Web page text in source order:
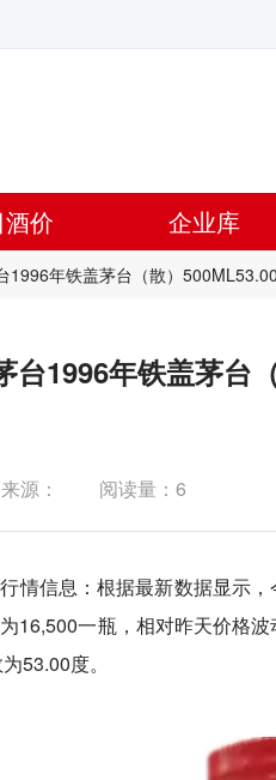
价 企业库
1996年铁盖茅台（散）
台1996年铁盖茅台
来源： 阅读量：6
情信息：根据最新数据显示
16,500一瓶，相对昨天价格
53.00度。